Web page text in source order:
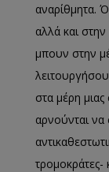
αναρίθμητα.
αλλά και
μπουν στην
στα μέρη
αρνούνται